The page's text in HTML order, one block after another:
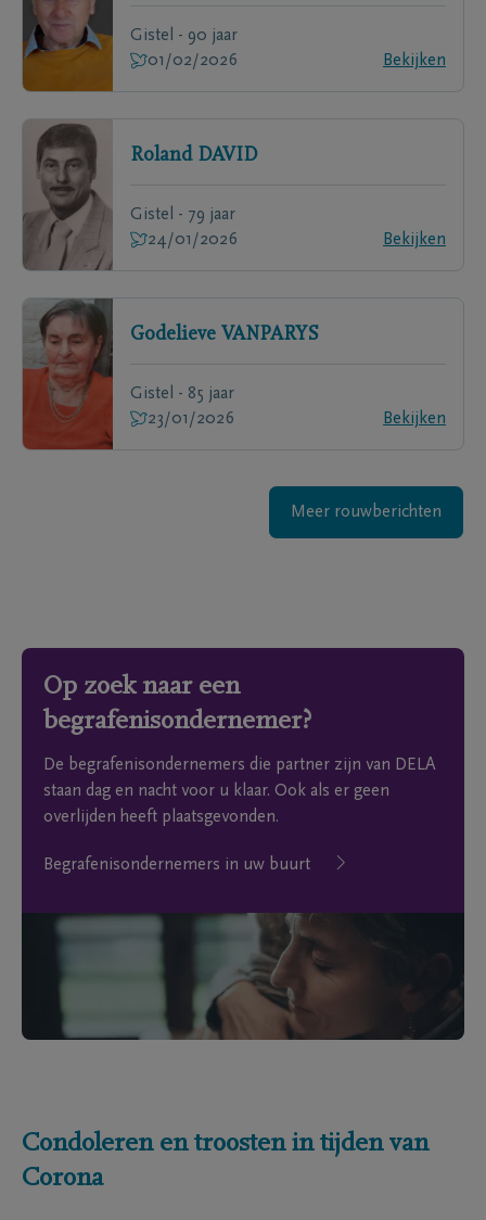
Gistel - 90 jaar
01/02/2026
Bekijken
Roland DAVID
Gistel - 79 jaar
24/01/2026
Bekijken
Godelieve VANPARYS
Gistel - 85 jaar
23/01/2026
Bekijken
Meer rouwberichten
Op zoek naar een
begrafenisondernemer?
De begrafenisondernemers die partner zijn van DELA
staan dag en nacht voor u klaar. Ook als er geen
overlijden heeft plaatsgevonden.
Begrafenisondernemers in uw buurt
Condoleren en troosten in tijden van
Corona